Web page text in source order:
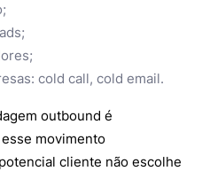
cold call, cold email.
outbound é
movimento
cliente não escolhe